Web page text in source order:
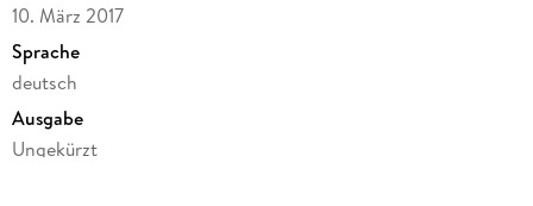
10. März 2017
Sprache
deutsch
Ausgabe
Ungekürzt